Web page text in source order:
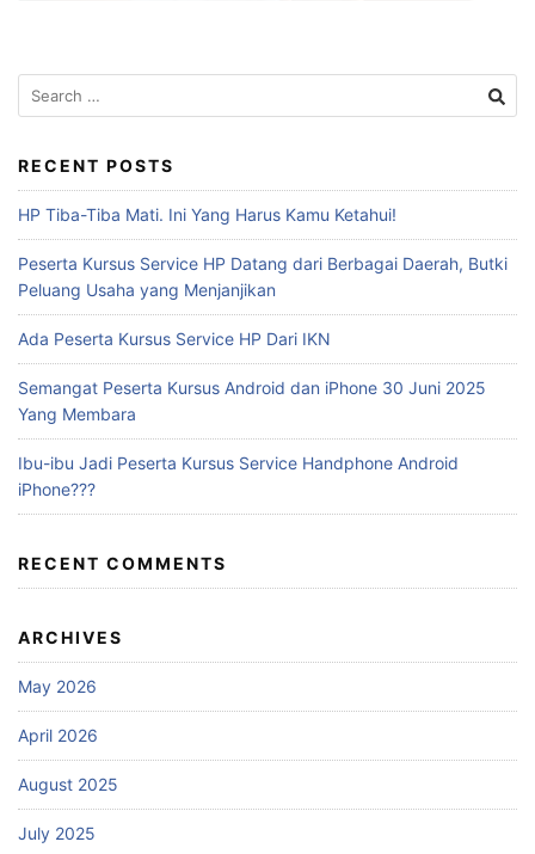
RECENT POSTS
HP Tiba-Tiba Mati. Ini Yang Harus Kamu Ketahui!
Peserta Kursus Service HP Datang dari Berbagai Daerah, Butki
Peluang Usaha yang Menjanjikan
Ada Peserta Kursus Service HP Dari IKN
Semangat Peserta Kursus Android dan iPhone 30 Juni 2025
Yang Membara
Ibu-ibu Jadi Peserta Kursus Service Handphone Android
iPhone???
RECENT COMMENTS
ARCHIVES
May 2026
April 2026
August 2025
July 2025